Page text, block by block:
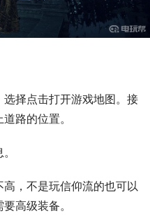
择点击打开游戏地图。接
路的位置。
，不是玩信仰流的也可以
高级装备。